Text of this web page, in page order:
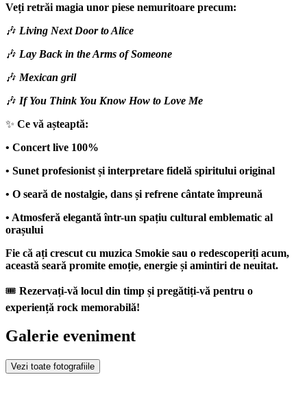
Veți retrăi magia unor piese nemuritoare precum:
🎶 Living Next Door to Alice
🎶 Lay Back in the Arms of Someone
🎶 Mexican gril
🎶 If You Think You Know How to Love Me
✨ Ce vă așteaptă:
• Concert live 100%
• Sunet profesionist și interpretare fidelă spiritului original
• O seară de nostalgie, dans și refrene cântate împreună
• Atmosferă elegantă într-un spațiu cultural emblematic al
orașului
Fie că ați crescut cu muzica Smokie sau o redescoperiți acum,
această seară promite emoție, energie și amintiri de neuitat.
🎟 Rezervați-vă locul din timp și pregătiți-vă pentru o
experiență rock memorabilă!
Galerie eveniment
Vezi toate fotografiile